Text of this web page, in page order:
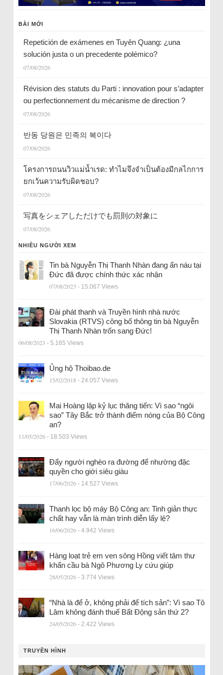
BÀI MỚI
Repetición de exámenes en Tuyên Quang: ¿una
solución justa o un precedente polémico?
07/08/2026
Révision des statuts du Parti : innovation pour s’adapter
ou perfectionnement du mécanisme de direction ?
07/08/2026
반동 당원은 민족의 복이다
07/08/2026
โครงการถนนวิวแม่น้ำเรด: ทำไมจึงจำเป็นต้องมีกลไกการ
ยกเว้นความรับผิดชอบ?
07/08/2026
写真をシェアしただけでも罰則の対象に
07/08/2026
NHIỀU NGƯỜI XEM
Tin bà Nguyễn Thị Thanh Nhàn đang ẩn náu tại
Đức đã được chính thức xác nhận
07/08/2023 - 15.067 Views
Đài phát thanh và Truyền hình nhà nước
Slovakia (RTVS) công bố thông tin bà Nguyễn
Thị Thanh Nhàn trốn sang Đức!
06/08/2023 - 5.165 Views
Ủng hộ Thoibao.de
15/02/2018 - 24.057 Views
Mai Hoàng lập kỷ lục thăng tiến: Vì sao “ngôi
sao” Tây Bắc trở thành điểm nóng của Bộ Công
an?
11/05/2026 - 18.503 Views
Đẩy người nghèo ra đường để nhường đặc
quyền cho giới siêu giàu
17/06/2026 - 14.527 Views
Thanh lọc bộ máy Bộ Công an: Tinh giản thực
chất hay vẫn là màn trình diễn lấy lệ?
16/06/2026 - 4.942 Views
Hàng loạt trẻ em ven sông Hồng viết tâm thư
khẩn cầu bà Ngô Phương Ly cứu giúp
28/05/2026 - 3.774 Views
“Nhà là để ở, không phải để tích sản”: Vì sao Tô
Lâm không đánh thuế Bất Động sản thứ 2?
24/05/2026 - 2.422 Views
TRUYỀN HÌNH